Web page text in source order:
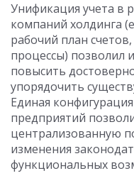
Унификация учета в
компаний холдинга
рабочий план
процессы) позволил
повысить
упорядочить
Единая конфигурация
предприятий
централизованную
изменения
функциональных